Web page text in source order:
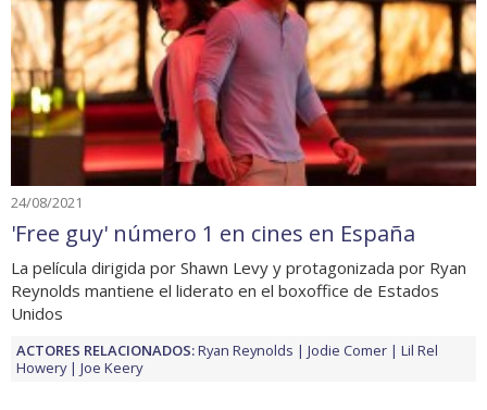
24/08/2021
'Free guy' número 1 en cines en España
La película dirigida por Shawn Levy y protagonizada por Ryan
Reynolds mantiene el liderato en el boxoffice de Estados
Unidos
ACTORES RELACIONADOS:Ryan Reynolds Jodie Comer
Lil Rel
Howery
Joe Keery